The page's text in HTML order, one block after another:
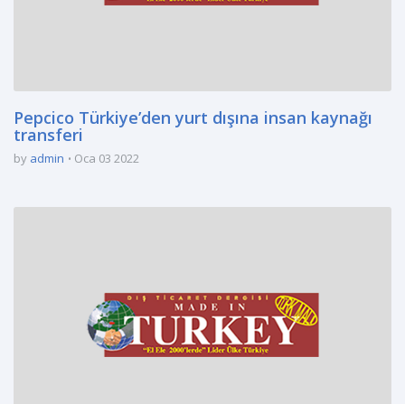
Pepcico Türkiye’den yurt dışına insan kaynağı
transferi
by admin Oca 03 2022